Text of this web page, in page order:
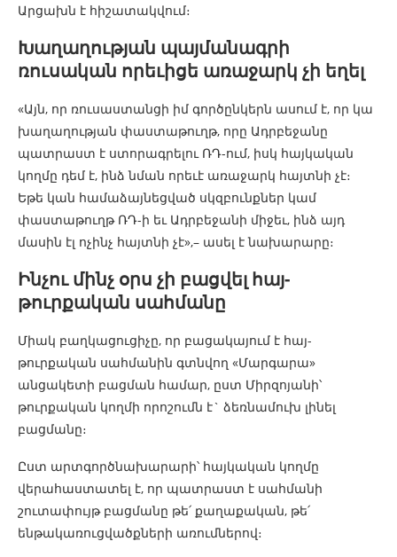
Արցախն է հիշատակվում։
Խաղաղության պայմանագրի
ռուսական որեւիցե առաջարկ չի եղել
«Այն, որ ռուսաստանցի իմ գործընկերն ասում է, որ կա
խաղաղության փաստաթուղթ, որը Ադրբեջանը
պատրաստ է ստորագրելու ՌԴ-ում, իսկ հայկական
կողմը դեմ է, ինձ նման որեւէ առաջարկ հայտնի չէ։
Եթե կան համաձայնեցված սկզբունքներ կամ
փաստաթուղթ ՌԴ-ի եւ Ադրբեջանի միջեւ, ինձ այդ
մասին էլ ոչինչ հայտնի չէ»,– ասել է նախարարը։
Ինչու մինչ օրս չի բացվել հայ-
թուրքական սահմանը
Միակ բաղկացուցիչը, որ բացակայում է հայ-
թուրքական սահմանին գտնվող «Մարգարա»
անցակետի բացման համար, ըստ Միրզոյանի՝
թուրքական կողմի որոշումն է` ձեռնամուխ լինել
բացմանը։
Ըստ արտգործնախարարի՝ հայկական կողմը
վերահաստատել է, որ պատրաստ է սահմանի
շուտափույթ բացմանը թե՛ քաղաքական, թե՛
ենթակառուցվածքների առումներով։